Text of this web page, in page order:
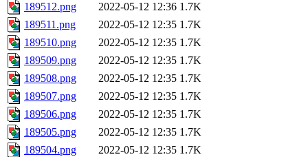
189512.png
2022-05-12 12:36 1.7K
189511.png
2022-05-12 12:35 1.7K
189510.png
2022-05-12 12:35 1.7K
189509.png
2022-05-12 12:35 1.7K
189508.png
2022-05-12 12:35 1.7K
189507.png
2022-05-12 12:35 1.7K
189506.png
2022-05-12 12:35 1.7K
189505.png
2022-05-12 12:35 1.7K
189504.png
2022-05-12 12:35 1.7K